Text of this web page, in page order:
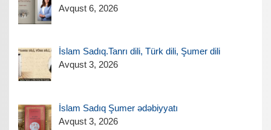
Avqust 6, 2026
İslam Sadıq.Tanrı dili, Türk dili, Şumer dili
Avqust 3, 2026
İslam Sadıq Şumer ədəbiyyatı
Avqust 3, 2026